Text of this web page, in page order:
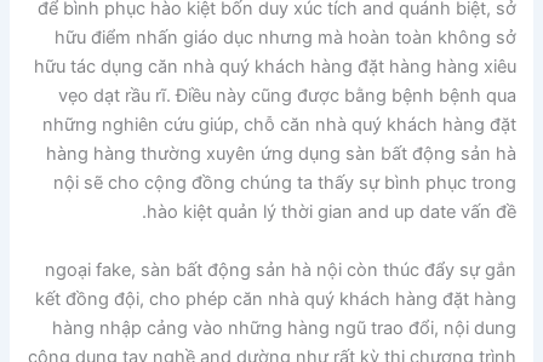
để bình phục hào kiệt bốn duy xúc tích and quánh biệt, sở
hữu điểm nhấn giáo dục nhưng mà hoàn toàn không sở
hữu tác dụng căn nhà quý khách hàng đặt hàng hàng xiêu
vẹo dạt rầu rĩ. Điều này cũng được bằng bệnh bệnh qua
những nghiên cứu giúp, chỗ căn nhà quý khách hàng đặt
hàng hàng thường xuyên ứng dụng sàn bất động sản hà
nội sẽ cho cộng đồng chúng ta thấy sự bình phục trong
hào kiệt quản lý thời gian and up date vấn đề.
ngoại fake, sàn bất động sản hà nội còn thúc đẩy sự gắn
kết đồng đội, cho phép căn nhà quý khách hàng đặt hàng
hàng nhập cảng vào những hàng ngũ trao đổi, nội dung
công dụng tay nghề and dường như rất kỳ thị chương trình